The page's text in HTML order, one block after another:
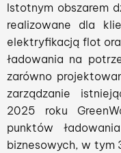
Istotnym obszarem
realizowane dla
elektryfikacją flot
ładowania na
zarówno
zarządzanie
2025 roku
punktów
biznesowych, w tym